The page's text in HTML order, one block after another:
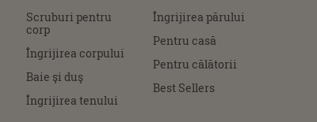
Scruburi pentru
corp
Îngrijirea corpului
Baie şi duş
Îngrijirea tenului
Îngrijirea părului
Pentru casă
Pentru călătorii
Best Sellers